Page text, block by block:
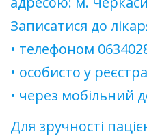
Записатися до
• телефоном
• особисто у
• через мобільний
Для зручності